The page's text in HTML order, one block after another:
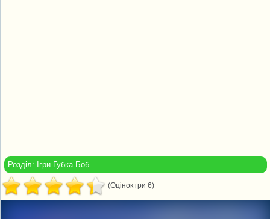
Розділ: Ігри Губка Боб
(Оцінок гри 6)